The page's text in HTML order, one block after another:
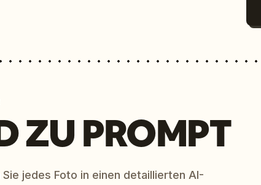
ZU PROMPT
jedes Foto in einen detaillierten AI-